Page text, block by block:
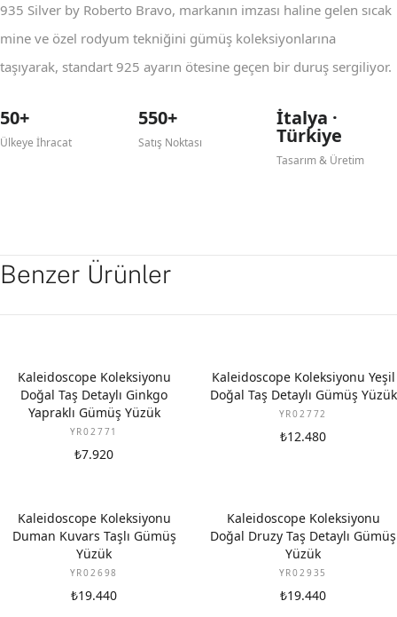
935 Silver by Roberto Bravo, markanın imzası haline gelen sıcak
mine ve özel rodyum tekniğini gümüş koleksiyonlarına
taşıyarak, standart 925 ayarın ötesine geçen bir duruş sergiliyor.
50+
Ülkeye İhracat
550+
Satış Noktası
İtalya ·
Türkiye
Tasarım & Üretim
Benzer Ürünler
Kaleidoscope Koleksiyonu
Doğal Taş Detaylı Ginkgo
Yapraklı Gümüş Yüzük
YR02771
₺7.920
Kaleidoscope Koleksiyonu Yeşil
Doğal Taş Detaylı Gümüş Yüzük
YR02772
₺12.480
Kaleidoscope Koleksiyonu
Duman Kuvars Taşlı Gümüş
Yüzük
YR02698
₺19.440
Kaleidoscope Koleksiyonu
Doğal Druzy Taş Detaylı Gümüş
Yüzük
YR02935
₺19.440